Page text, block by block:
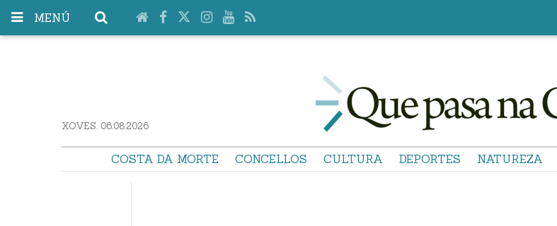
MENÚ
XOVES. 06.08.2026
COSTA DA MORTE CONCELLOS CULTURA DEPORTES NATUREZA